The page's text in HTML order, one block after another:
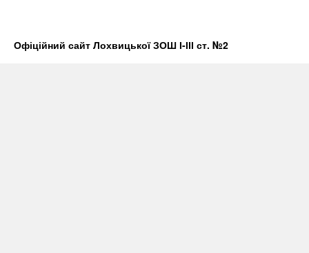
Офіційний сайт Лохвицької ЗОШ І-ІІІ ст. №2